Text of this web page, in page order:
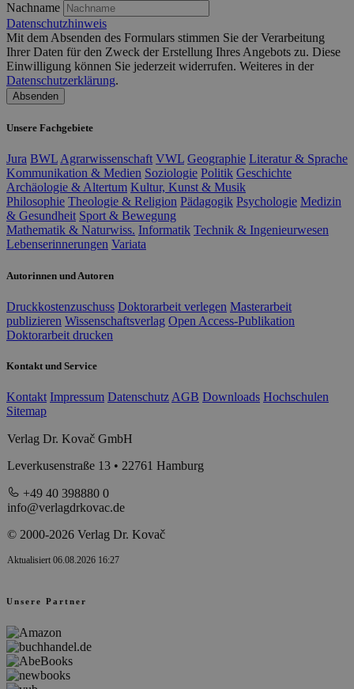
Nachname
Datenschutzhinweis
Mit dem Absenden des Formulars stimmen Sie der Verarbeitung
Ihrer Daten für den Zweck der Erstellung Ihres Angebots zu. Diese
Einwilligung können Sie jederzeit widerrufen. Weiteres in der
Datenschutzerklärung.
Absenden
Unsere Fachgebiete
Jura BWLAgrarwissenschaft VWL Geographie Literatur & Sprache
Kommunikation & Medien Soziologie Politik Geschichte
Archäologie & Altertum Kultur, Kunst & Musik
Philosophie Theologie & Religion Pädagogik Psychologie Medizin
& Gesundheit Sport & Bewegung
Mathematik & Naturwiss. Informatik Technik & Ingenieurwesen
Lebenserinnerungen Variata
Autorinnen und Autoren
Druckkostenzuschuss Doktorarbeit verlegen Masterarbeit
publizieren Wissenschaftsverlag Open Access-Publikation
Doktorarbeit drucken
Kontakt und Service
Kontakt Impressum Datenschutz AGB Downloads Hochschulen
Sitemap
Verlag Dr. Kovač GmbH
Leverkusenstraße 13 • 22761 Hamburg
+49 40 398880 0
info@verlagdrkovac.de
© 2000-2026 Verlag Dr. Kovač
Aktualisiert 06.08.2026 16:27
Unsere Partner